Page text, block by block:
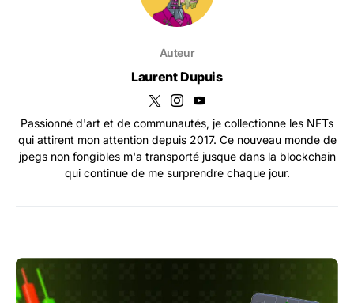
Auteur
Laurent Dupuis
Passionné d'art et de communautés, je collectionne les NFTs
qui attirent mon attention depuis 2017. Ce nouveau monde de
jpegs non fongibles m'a transporté jusque dans la blockchain
qui continue de me surprendre chaque jour.